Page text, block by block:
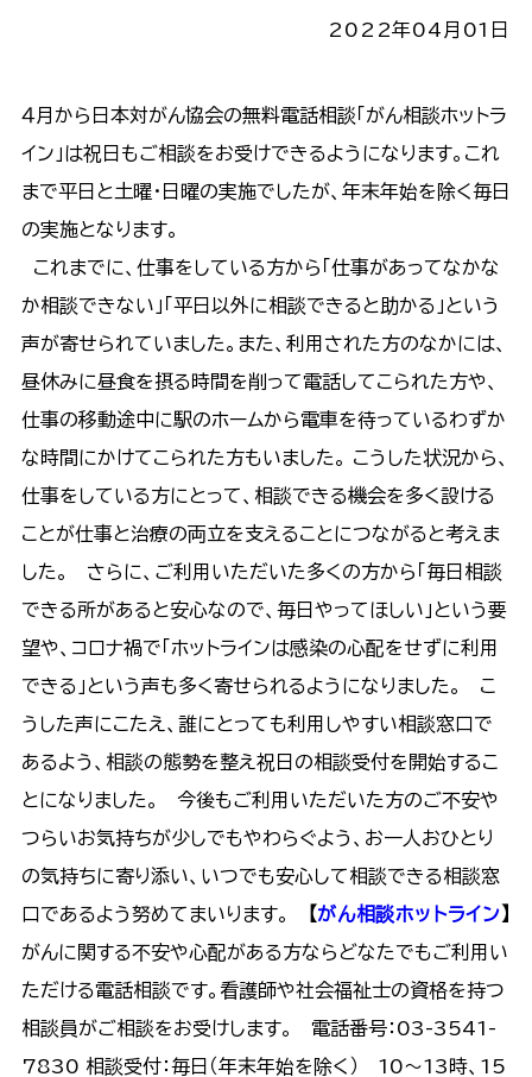
2022年04月01日
４月から日本対がん協会の無料電話相談「がん相談ホットラ
イン」は祝日もご相談をお受けできるようになります。これ
まで平日と土曜・日曜の実施でしたが、年末年始を除く毎日
の実施となります。
これまでに、仕事をしている方から「仕事があってなかな
か相談できない」「平日以外に相談できると助かる」という
声が寄せられていました。また、利用された方のなかには、
昼休みに昼食を摂る時間を削って電話してこられた方や、
仕事の移動途中に駅のホームから電車を待っているわずか
な時間にかけてこられた方もいました。 こうした状況から、
仕事をしている方にとって、相談できる機会を多く設ける
ことが仕事と治療の両立を支えることにつながると考えま
した。 さらに、ご利用いただいた多くの方から「毎日相談
できる所があると安心なので、毎日やってほしい」という要
望や、コロナ禍で「ホットラインは感染の心配をせずに利用
できる」という声も多く寄せられるようになりました。 こ
うした声にこたえ、誰にとっても利用しやすい相談窓口で
あるよう、相談の態勢を整え祝日の相談受付を開始するこ
とになりました。 今後もご利用いただいた方のご不安や
つらいお気持ちが少しでもやわらぐよう、お一人おひとり
の気持ちに寄り添い、いつでも安心して相談できる相談窓
口であるよう努めてまいります。
【がん相談ホットライン】
がんに関する不安や心配がある方ならどなたでもご利用い
ただける電話相談です。看護師や社会福祉士の資格を持つ
相談員がご相談をお受けします。 電話番号：03-3541-
7830 相談受付：毎日（年末年始を除く） 10～13時、15